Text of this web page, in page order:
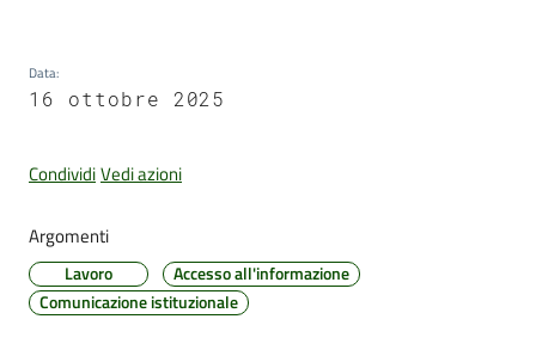
Seguici
su
Data:
16 ottobre 2025
CondividiVedi azioni
Argomenti
Lavoro
Accesso all'informazione
Comunicazione istituzionale